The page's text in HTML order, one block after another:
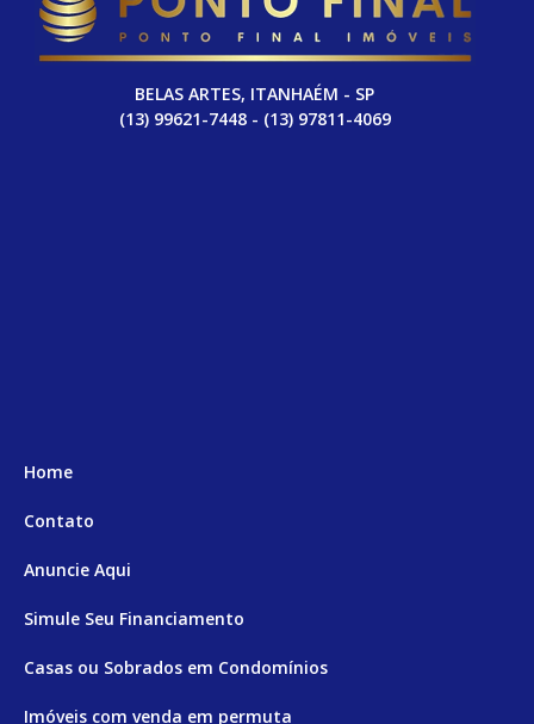
BELAS ARTES, ITANHAÉM - SP
(13) 99621-7448 - (13) 97811-4069
Home
Contato
Anuncie Aqui
Simule Seu Financiamento
Casas ou Sobrados em Condomínios
Imóveis com venda em permuta